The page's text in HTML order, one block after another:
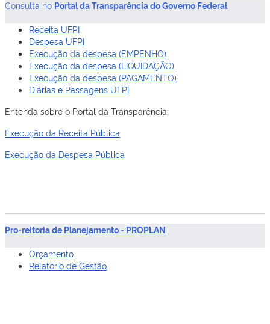
Consulta no Portal da Transparência do Governo Federal
Receita UFPI
Despesa UFPI
Execução da despesa (EMPENHO)
Execução da despesa (LIQUIDAÇÃO)
Execução da despesa (PAGAMENTO)
Diárias e Passagens UFPI
Entenda sobre o Portal da Transparência:
Execução da Receita Pública
Execução da Despesa Pública
Pro-reitoria de Planejamento - PROPLAN
Orçamento
Relatório de Gestão